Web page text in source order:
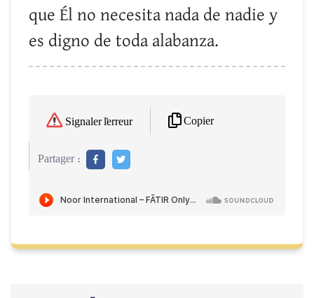
que Él no necesita nada de nadie y
es digno de toda alabanza.
Signaler l'erreur Copier
Partager :